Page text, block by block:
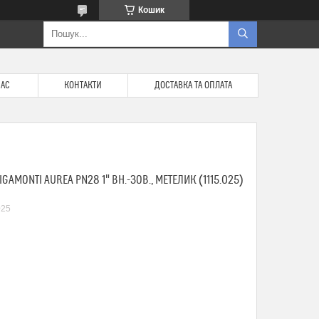
Кошик
КОНТАКТИ ДОСТАВКА ТА ОПЛАТА
AUREA PN28 1" ВН.-ЗОВ., МЕТЕЛИК (1115.025)